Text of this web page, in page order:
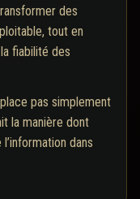
des
tout en
fiabilité des
pas simplement
la manière dont
dans